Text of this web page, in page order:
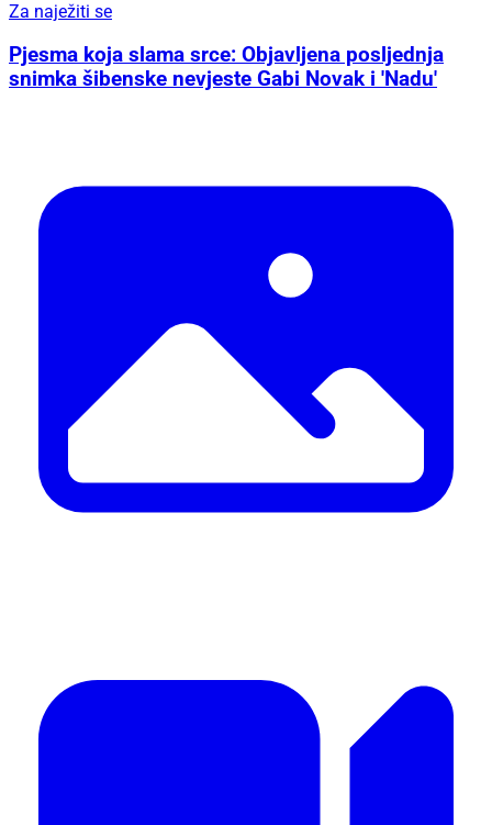
Za naježiti se
Pjesma koja slama srce: Objavljena posljednja
snimka šibenske nevjeste Gabi Novak i 'Nadu'